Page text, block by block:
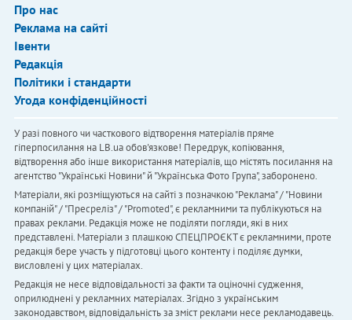
Про нас
Реклама на сайті
Івенти
Редакція
Політики і стандарти
Угода конфіденційності
У разі повного чи часткового відтворення матеріалів пряме
гіперпосилання на LB.ua обов'язкове! Передрук, копіювання,
відтворення або інше використання матеріалів, що містять посилання на
агентство "Українськi Новини" й "Українська Фото Група", заборонено.
Матеріали, які розміщуються на сайті з позначкою "Реклама" / "Новини
компаній" / "Пресреліз" / "Promoted", є рекламними та публікуються на
правах реклами. Редакція може не поділяти погляди, які в них
представлені. Матеріали з плашкою СПЕЦПРОЄКТ є рекламними, проте
редакція бере участь у підготовці цього контенту і поділяє думки,
висловлені у цих матеріалах.
Редакція не несе відповідальності за факти та оціночні судження,
оприлюднені у рекламних матеріалах. Згідно з українським
законодавством, відповідальність за зміст реклами несе рекламодавець.